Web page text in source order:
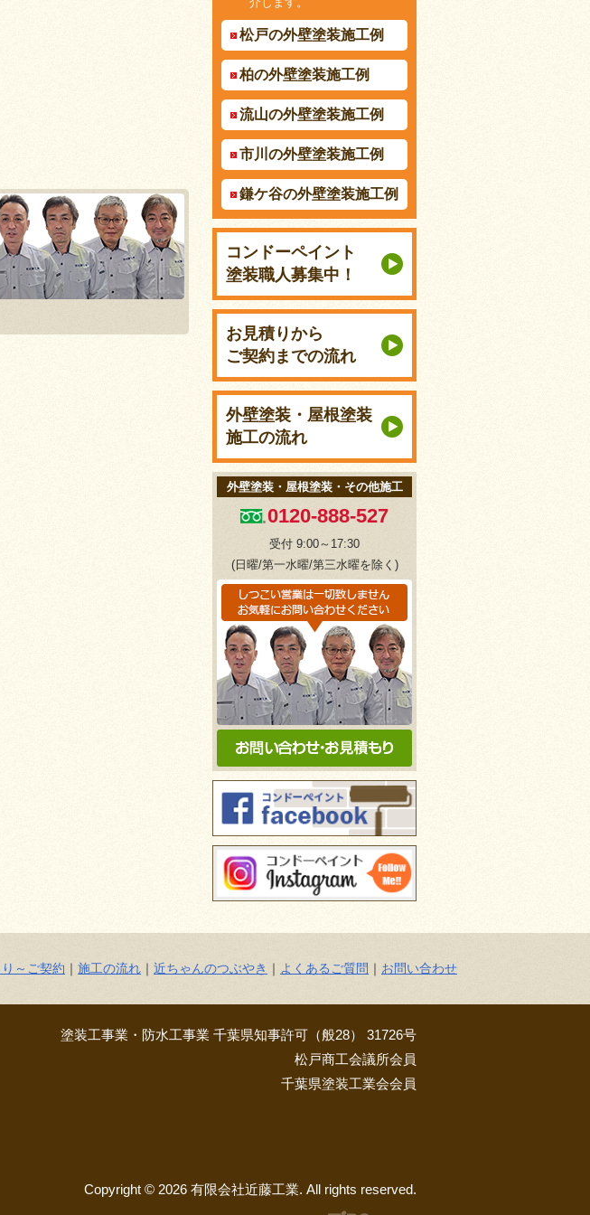
松戸の外壁塗装施工例
柏の外壁塗装施工例
流山の外壁塗装施工例
市川の外壁塗装施工例
鎌ケ谷の外壁塗装施工例
コンドーペイント
塗装職人募集中！
お見積りから
ご契約までの流れ
外壁塗装・屋根塗装
施工の流れ
外壁塗装・屋根塗装・その他施工
0120-888-527
受付 9:00～17:30
(日曜/第一水曜/第三水曜を除く)
～ご契約 ｜ 施工の流れ ｜ 近ちゃんのつぶやき ｜ よくあるご質問 ｜ お問い合わせ
塗装工事業・防水工事業 千葉県知事許可（般28） 31726号
松戸商工会議所会員
千葉県塗装工業会会員
Copyright © 2026 有限会社近藤工業. All rights reserved.